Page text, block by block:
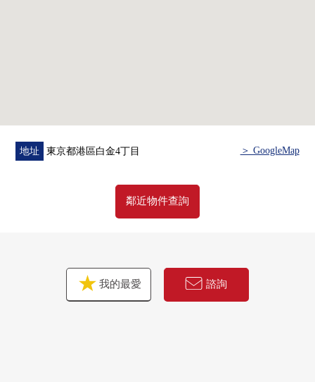
地址 東京都港區白金4丁目 ＞ GoogleMap
鄰近物件查詢
我的最愛 諮詢